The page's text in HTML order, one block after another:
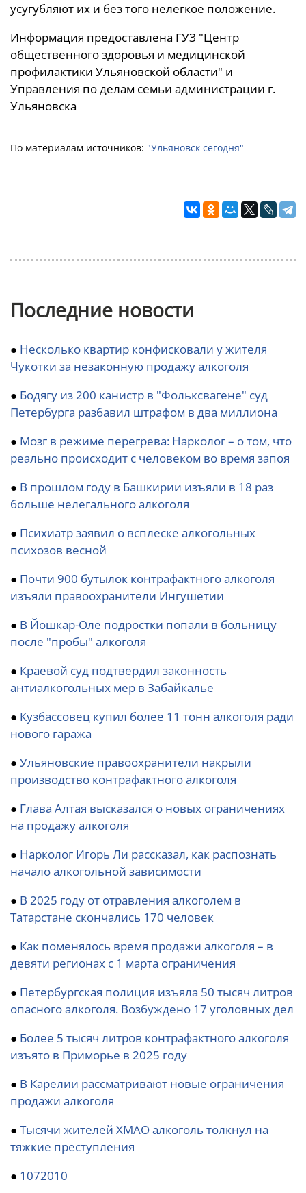
усугубляют их и без того нелегкое положение.
Информация предоставлена ГУЗ "Центр
общественного здоровья и медицинской
профилактики Ульяновской области" и
Управления по делам семьи администрации г.
Ульяновска
По материалам источников: "Ульяновск сегодня"
Последние новости
● Несколько квартир конфисковали у жителя
Чукотки за незаконную продажу алкоголя
● Бодягу из 200 канистр в "Фольксвагене" суд
Петербурга разбавил штрафом в два миллиона
● Мозг в режиме перегрева: Нарколог – о том, что
реально происходит с человеком во время запоя
● В прошлом году в Башкирии изъяли в 18 раз
больше нелегального алкоголя
● Психиатр заявил о всплеске алкогольных
психозов весной
● Почти 900 бутылок контрафактного алкоголя
изъяли правоохранители Ингушетии
● В Йошкар-Оле подростки попали в больницу
после "пробы" алкоголя
● Краевой суд подтвердил законность
антиалкогольных мер в Забайкалье
● Кузбассовец купил более 11 тонн алкоголя ради
нового гаража
● Ульяновские правоохранители накрыли
производство контрафактного алкоголя
● Глава Алтая высказался о новых ограничениях
на продажу алкоголя
● Нарколог Игорь Ли рассказал, как распознать
начало алкогольной зависимости
● В 2025 году от отравления алкоголем в
Татарстане скончались 170 человек
● Как поменялось время продажи алкоголя – в
девяти регионах с 1 марта ограничения
● Петербургская полиция изъяла 50 тысяч литров
опасного алкоголя. Возбуждено 17 уголовных дел
● Более 5 тысяч литров контрафактного алкоголя
изъято в Приморье в 2025 году
● В Карелии рассматривают новые ограничения
продажи алкоголя
● Тысячи жителей ХМАО алкоголь толкнул на
тяжкие преступления
● 1072010